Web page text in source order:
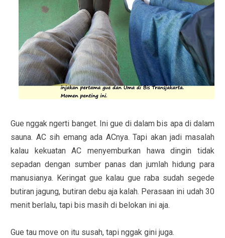
Gue nggak ngerti banget. Ini gue di dalam bis apa di dalam
sauna. AC sih emang ada ACnya. Tapi akan jadi masalah
kalau kekuatan AC menyemburkan hawa dingin tidak
sepadan dengan sumber panas dan jumlah hidung para
manusianya. Keringat gue kalau gue raba sudah segede
butiran jagung, butiran debu aja kalah. Perasaan ini udah 30
menit berlalu, tapi bis masih di belokan ini aja.
Gue tau move on itu susah, tapi nggak gini juga.